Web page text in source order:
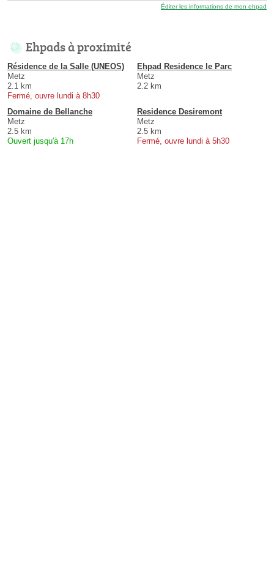
Éditer les informations de mon ehpad
Ehpads à proximité
Résidence de la Salle (UNEOS)
Metz
2.1 km
Fermé, ouvre lundi à 8h30
Ehpad Residence le Parc
Metz
2.2 km
Domaine de Bellanche
Metz
2.5 km
Ouvert jusqu'à 17h
Residence Desiremont
Metz
2.5 km
Fermé, ouvre lundi à 5h30